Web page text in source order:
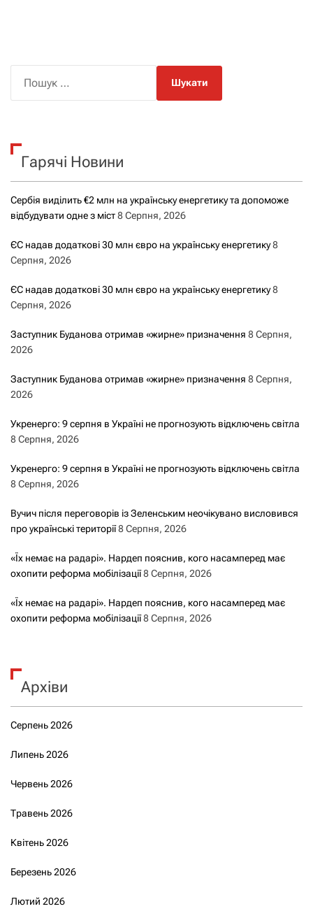
к
Гарячі Новини
Сербія виділить €2 млн на українську енергетику та допоможе
відбудувати одне з міст8 Серпня, 2026
ЄС надав додаткові 30 млн євро на українську енергетику8
Серпня, 2026
ЄС надав додаткові 30 млн євро на українську енергетику8
Серпня, 2026
Заступник Буданова отримав «жирне» призначення 8 Серпня,
2026
Заступник Буданова отримав «жирне» призначення 8 Серпня,
2026
Укренерго: 9 серпня в Україні не прогнозують відключень світла
8 Серпня, 2026
Укренерго: 9 серпня в Україні не прогнозують відключень світла
8 Серпня, 2026
Вучич після переговорів із Зеленським неочікувано висловився
про українські території8 Серпня, 2026
«Їх немає на радарі». Нардеп пояснив, кого насамперед має
охопити реформа мобілізації8 Серпня, 2026
«Їх немає на радарі». Нардеп пояснив, кого насамперед має
охопити реформа мобілізації8 Серпня, 2026
Архіви
Серпень 2026
Липень 2026
Червень 2026
Травень 2026
Квітень 2026
Березень 2026
Лютий 2026